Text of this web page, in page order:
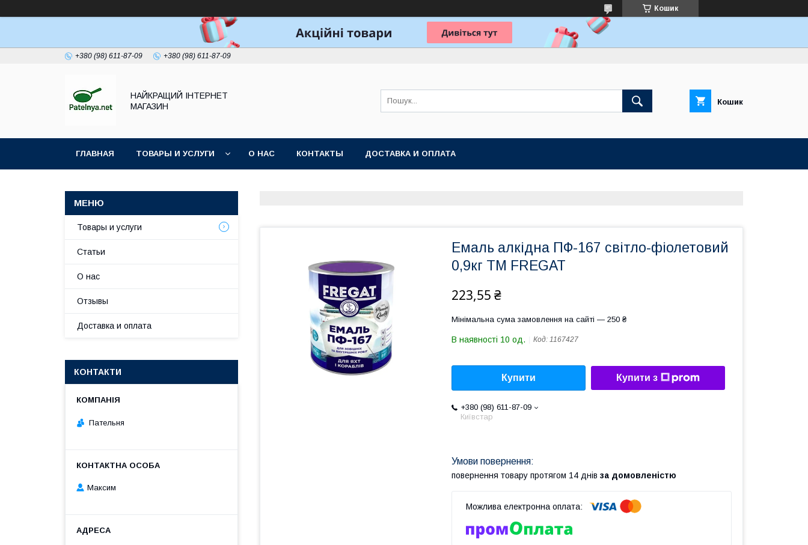
Кошик
+380 (98) 611-87-09 +380 (98) 611-87-09
НАЙКРАЩИЙ ІНТЕРНЕТ
МАГАЗИН
Кошик
ГЛАВНАЯ ТОВАРЫ И УСЛУГИ О НАС КОНТАКТЫ ДОСТАВКА И ОПЛАТА
Емаль алкідна ПФ-167 світло-фіолетовий
0,9кг ТМ FREGAT
223,55 ₴
Мінімальна сума замовлення на сайті — 250 ₴
В наявності 10 од. Код: 1167427
Купити Купити з
+380 (98) 611-87-09
Київстар
повернення товару протягом 14 днів за домовленістю
Товары и услуги
Статьи
О нас
Отзывы
Доставка и оплата
КОНТАКТИ
Пательня
Максим